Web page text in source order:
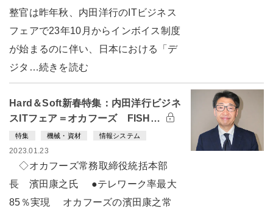
整官は昨年秋、内田洋行のITビジネス
フェアで23年10月からインボイス制度
が始まるのに伴い、日本における「デ
ジタ…続きを読む
Hard＆Soft新春特集：内田洋行ビジネ
スITフェア＝オカフーズ FISH…
特集 機械・資材 情報システム
2023.01.23
◇オカフーズ常務取締役統括本部
長 濱田康之氏 ●テレワーク率最大
85％実現 オカフーズの濱田康之常